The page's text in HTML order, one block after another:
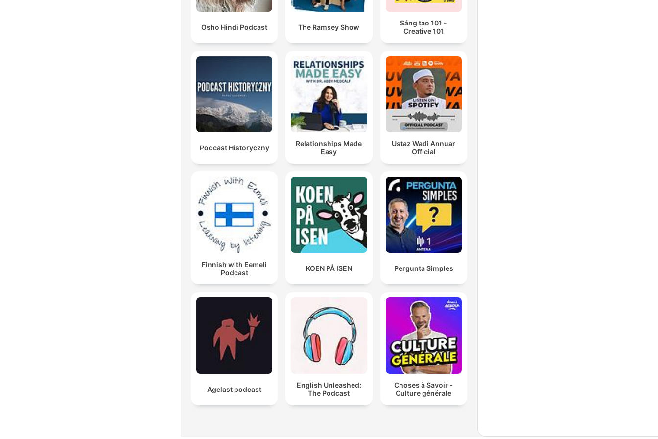
Osho Hindi Podcast The Ramsey Show
Sáng tạo 101 -
Creative 101
Podcast Historyczny
Relationships Made
Easy
Ustaz Wadi Annuar
Official
Finnish with Eemeli
Podcast
KOEN PÅ ISEN Pergunta Simples
Agelast podcast
English Unleashed:
The Podcast
Choses à Savoir -
Culture générale